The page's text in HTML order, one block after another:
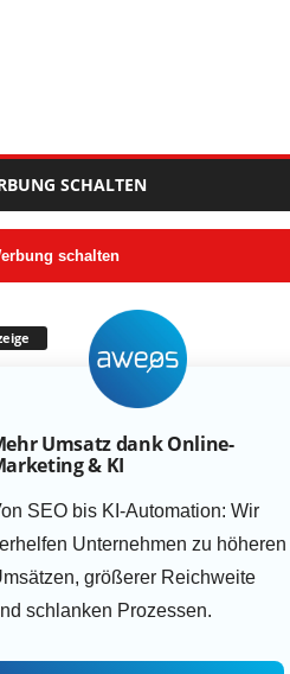
SCHALTEN
schalten
Umsatz dank Online-
& KI
SEO bis KI-Automation: Wir
Unternehmen zu höheren
größerer Reichweite
schlanken Prozessen.